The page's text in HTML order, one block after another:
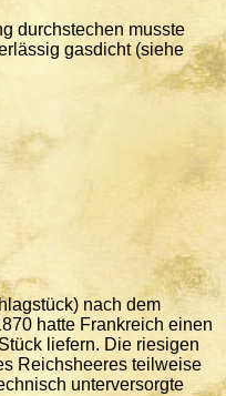
durchstechen musste
gasdicht (siehe
nach dem
hatte Frankreich einen
liefern. Die riesigen
Reichsheeres teilweise
unterversorgte